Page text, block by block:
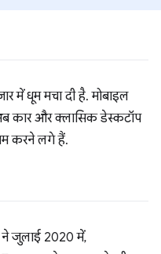
में धूम मचा दी है. मोबाइल
कार और क्लासिक डेस्कटॉप
करने लगे हैं.
ने जुलाई 2020 में,